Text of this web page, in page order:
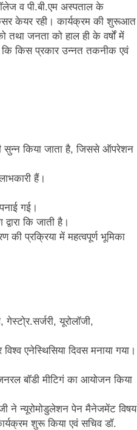
व पी.बी.एम अस्पताल के
कैंसर केयर रही। कार्यक्रम की शुरूआत
तथा जनता को हाल ही के वर्षों में
कि किस प्रकार उन्नत तकनीक एवं
किया जाता है, जिससे ऑपरेशन
हैं।
गई।
कि जाती है।
की प्रक्रिया में महत्वपूर्ण भूमिका
यूरोलॉजी,
एनेस्थिसिया दिवस मनाया गया।
बॉडी मीटिगं का आयोजन किया
ने न्यूरोमोडुलेशन पेन मैनेजमेंट विषय
शुरू किया एवं सचिव डॉ.